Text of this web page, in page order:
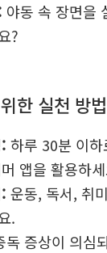
야동 속 장면을
?
한 실천 방법
하루 30분 이
앱을 활용하
운동, 독서, 취
.
독 증상이 의심